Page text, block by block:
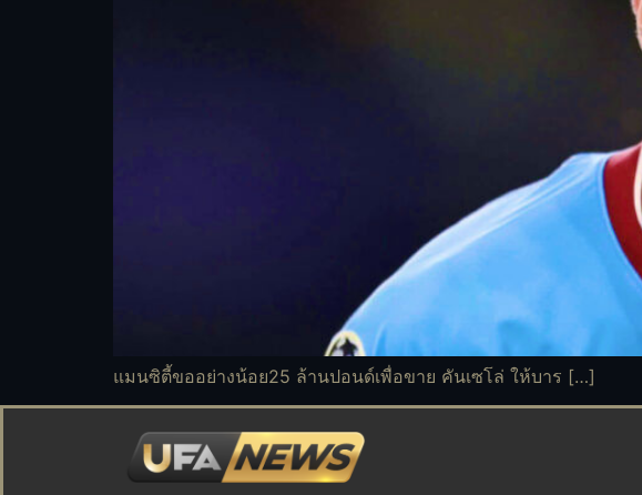
แมนซิตี้ขออย่างน้อย25 ล้านปอนด์เพื่อขาย คันเซโล่ ให้บาร […]